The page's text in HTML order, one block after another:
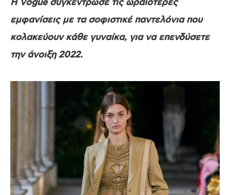
Η Vogue συγκέντρωσε τις ωραιότερες
εμφανίσεις με τα σοφιστικέ παντελόνια που
κολακεύουν κάθε γυναίκα, για να επενδύσετε
την άνοιξη 2022.